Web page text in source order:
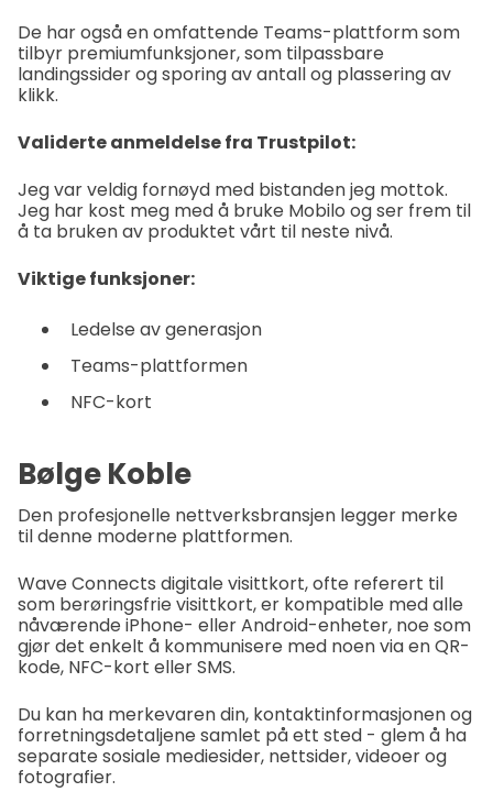
De har også en omfattende Teams-plattform som
tilbyr premiumfunksjoner, som tilpassbare
landingssider og sporing av antall og plassering av
klikk.
Validerte anmeldelse fra Trustpilot:
Jeg var veldig fornøyd med bistanden jeg mottok.
Jeg har kost meg med å bruke Mobilo og ser frem til
å ta bruken av produktet vårt til neste nivå.
Viktige funksjoner:
Ledelse av generasjon
Teams-plattformen
NFC-kort
Bølge Koble
Den profesjonelle nettverksbransjen legger merke
til denne moderne plattformen.
Wave Connects digitale visittkort, ofte referert til
som berøringsfrie visittkort, er kompatible med alle
nåværende iPhone- eller Android-enheter, noe som
gjør det enkelt å kommunisere med noen via en QR-
kode, NFC-kort eller SMS.
Du kan ha merkevaren din, kontaktinformasjonen og
forretningsdetaljene samlet på ett sted - glem å ha
separate sosiale mediesider, nettsider, videoer og
fotografier.